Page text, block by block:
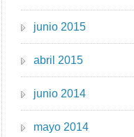
junio 2015
abril 2015
junio 2014
mayo 2014